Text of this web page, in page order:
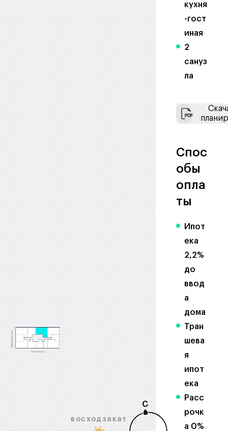
восход закат
С
кухня
-гост
иная
2
сануз
ла
Спос
обы
опла
ты
Ипот
ека
2,2%
до
ввод
а
дома
Тран
шева
я
ипот
ека
Расс
рочк
а 0%